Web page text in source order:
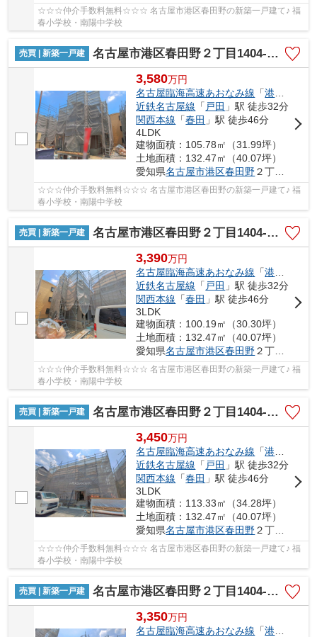
☆☆☆仲介手数料無料☆☆☆ 名古屋市港区春田野の新築一戸建て♪ 福
春小学校・南陽中学校
売買 | 新築一戸建 名古屋市港区春田野２丁目1404-1【仲介手数料無料】新築一戸建て 3号棟
3,580万円
名古屋臨海高速あおなみ線 「港北
近鉄名古屋線 「 戸田 」駅 徒歩32分
関西本線 「春田 」駅 徒歩46分
4LDK
建物面積：105.78㎡（31.99坪）
土地面積：132.47㎡（40.07坪）
愛知県名古屋市港区春田野２丁目1404-1
☆☆☆仲介手数料無料☆☆☆ 名古屋市港区春田野の新築一戸建て♪ 福
春小学校・南陽中学校
売買 | 新築一戸建 名古屋市港区春田野２丁目1404-1【仲介手数料無料】新築一戸建て 4号棟
3,390万円
名古屋臨海高速あおなみ線 「港北
近鉄名古屋線 「 戸田 」駅 徒歩32分
関西本線 「春田 」駅 徒歩46分
3LDK
建物面積：100.19㎡（30.30坪）
土地面積：132.47㎡（40.07坪）
愛知県名古屋市港区春田野２丁目1404-1
☆☆☆仲介手数料無料☆☆☆ 名古屋市港区春田野の新築一戸建て♪ 福
春小学校・南陽中学校
売買 | 新築一戸建 名古屋市港区春田野２丁目1404-1【仲介手数料無料】新築一戸建て 5号棟
3,450万円
名古屋臨海高速あおなみ線 「港北
近鉄名古屋線 「 戸田 」駅 徒歩32分
関西本線 「春田 」駅 徒歩46分
3LDK
建物面積：113.33㎡（34.28坪）
土地面積：132.47㎡（40.07坪）
愛知県名古屋市港区春田野２丁目1404-1
☆☆☆仲介手数料無料☆☆☆ 名古屋市港区春田野の新築一戸建て♪ 福
春小学校・南陽中学校
売買 | 新築一戸建 名古屋市港区春田野２丁目1404-1【仲介手数料無料】新築一戸建て 6号棟
3,350万円
名古屋臨海高速あおなみ線 「港北